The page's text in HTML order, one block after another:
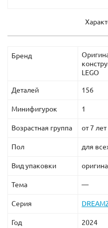
Бренд
LEGO
Деталей 156
Минифигурок 1
Возрастная группа от 7 лет
Пол для
Вид упаковки
Тема —
Серия
Год 2024